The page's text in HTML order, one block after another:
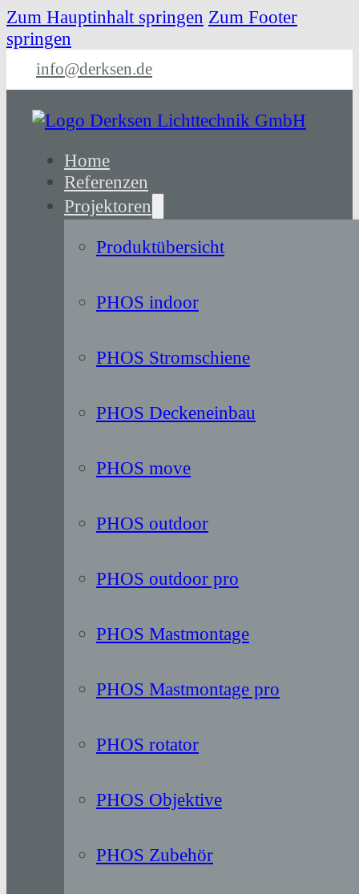
Zum Hauptinhalt springen Zum Footer
springen
info@derksen.de
Home
Referenzen
Projektoren
Produktübersicht
PHOS indoor
PHOS Stromschiene
PHOS Deckeneinbau
PHOS move
PHOS outdoor
PHOS outdoor pro
PHOS Mastmontage
PHOS Mastmontage pro
PHOS rotator
PHOS Objektive
PHOS Zubehör